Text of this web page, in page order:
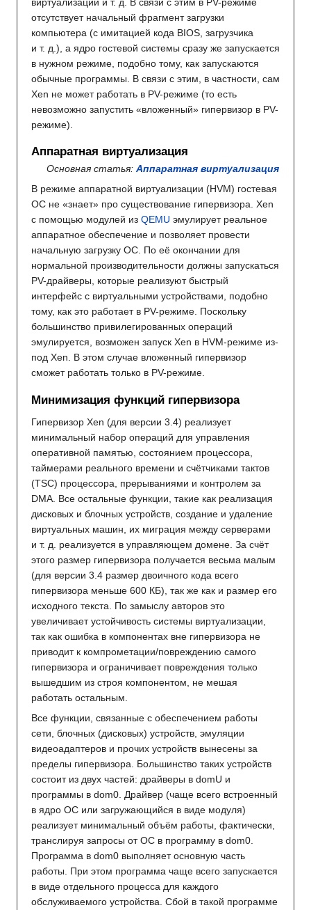
отсутствует начальный фрагмент загрузки
компьютера (с имитацией кода BIOS, загрузчика
и т. д.), а ядро гостевой системы сразу же запускается
в нужном режиме, подобно тому, как запускаются
обычные программы. В связи с этим, в частности, сам
Xen не может работать в PV-режиме (то есть
невозможно запустить «вложенный» гипервизор в PV-
режиме).
Аппаратная виртуализация
Основная статья:Аппаратная виртуализация
В режиме аппаратной виртуализации (HVM) гостевая
ОС не «знает» про существование гипервизора. Xen
с помощью модулей из QEMU эмулирует реальное
аппаратное обеспечение и позволяет провести
начальную загрузку ОС. По её окончании для
нормальной производительности должны запускаться
PV-драйверы, которые реализуют быстрый
интерфейс с виртуальными устройствами, подобно
тому, как это работает в PV-режиме. Поскольку
большинство привилегированных операций
эмулируется, возможен запуск Xen в HVM-режиме из-
под Xen. В этом случае вложенный гипервизор
сможет работать только в PV-режиме.
Минимизация функций гипервизора
Гипервизор Xen (для версии 3.4) реализует
минимальный набор операций для управления
оперативной памятью, состоянием процессора,
таймерами реального времени и счётчиками тактов
(TSC) процессора, прерываниями и контролем за
DMA. Все остальные функции, такие как реализация
дисковых и блочных устройств, создание и удаление
виртуальных машин, их миграция между серверами
и т. д. реализуется в управляющем домене. За счёт
этого размер гипервизора получается весьма малым
(для версии 3.4 размер двоичного кода всего
гипервизора меньше 600 КБ), так же как и размер его
исходного текста. По замыслу авторов это
увеличивает устойчивость системы виртуализации,
так как ошибка в компонентах вне гипервизора не
приводит к компрометации/повреждению самого
гипервизора и ограничивает повреждения только
вышедшим из строя компонентом, не мешая
работать остальным.
Все функции, связанные с обеспечением работы
сети, блочных (дисковых) устройств, эмуляции
видеоадаптеров и прочих устройств вынесены за
пределы гипервизора. Большинство таких устройств
состоит из двух частей: драйверы в domU и
программы в dom0. Драйвер (чаще всего встроенный
в ядро ОС или загружающийся в виде модуля)
реализует минимальный объём работы, фактически,
транслируя запросы от ОС в программу в dom0.
Программа в dom0 выполняет основную часть
работы. При этом программа чаще всего запускается
в виде отдельного процесса для каждого
обслуживаемого устройства. Сбой в такой программе